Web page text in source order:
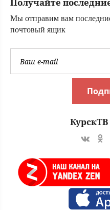
Получайте
Мы отправим вам
почтовый ящик
КурскТВ